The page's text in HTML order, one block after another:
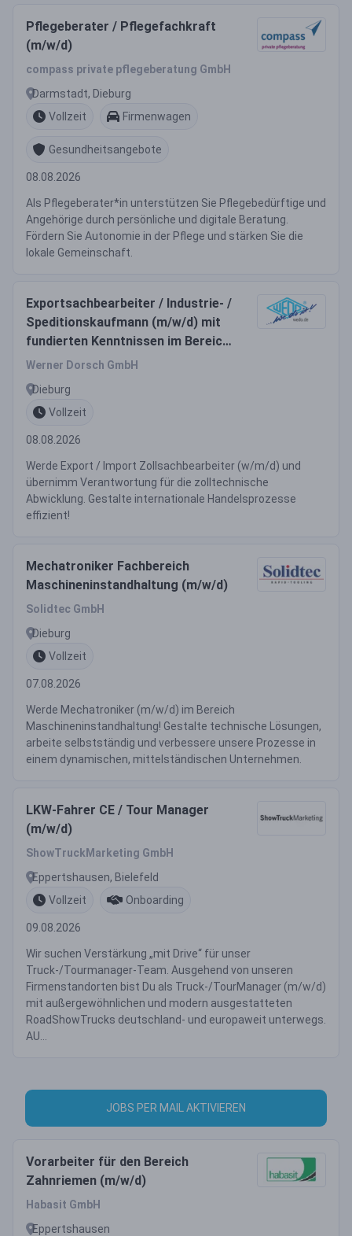
Pflegeberater / Pflegefachkraft
(m/w/d)
compass private pflegeberatung GmbH
Darmstadt, Dieburg
Vollzeit
Firmenwagen
Gesundheitsangebote
08.08.2026
Als Pflegeberater*in unterstützen Sie Pflegebedürftige und
Angehörige durch persönliche und digitale Beratung.
Fördern Sie Autonomie in der Pflege und stärken Sie die
lokale Gemeinschaft.
Exportsachbearbeiter / Industrie- /
Speditionskaufmann (m/w/d) mit
fundierten Kenntnissen im Bereich
Import
Werner Dorsch GmbH
Dieburg
Vollzeit
08.08.2026
Werde Export / Import Zollsachbearbeiter (w/m/d) und
übernimm Verantwortung für die zolltechnische
Abwicklung. Gestalte internationale Handelsprozesse
effizient!
Mechatroniker Fachbereich
Maschineninstandhaltung (m/w/d)
Solidtec GmbH
Dieburg
Vollzeit
07.08.2026
Werde Mechatroniker (m/w/d) im Bereich
Maschineninstandhaltung! Gestalte technische Lösungen,
arbeite selbstständig und verbessere unsere Prozesse in
einem dynamischen, mittelständischen Unternehmen.
LKW-Fahrer CE / Tour Manager
(m/w/d)
ShowTruckMarketing GmbH
Eppertshausen, Bielefeld
Vollzeit
Onboarding
09.08.2026
Wir suchen Verstärkung „mit Drive“ für unser
Truck-/Tourmanager-Team. Ausgehend von unseren
Firmenstandorten bist Du als Truck-/TourManager (m/w/d)
mit außergewöhnlichen und modern ausgestatteten
RoadShowTrucks deutschland- und europaweit unterwegs.
AU...
JOBS PER MAIL AKTIVIEREN
Vorarbeiter für den Bereich
Zahnriemen (m/w/d)
Habasit GmbH
Eppertshausen